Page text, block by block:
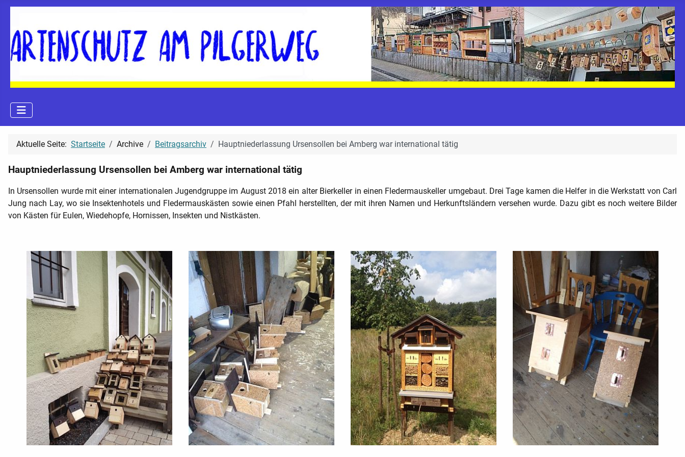
Aktuelle Seite: Startseite Archive Beitragsarchiv Hauptniederlassung Ursensollen bei Amberg war international tätig
Hauptniederlassung Ursensollen bei Amberg war international tätig
In Ursensollen wurde mit einer internationalen Jugendgruppe im August 2018 ein alter Bierkeller in einen Fledermauskeller umgebaut. Drei Tage kamen die Helfer in die Werkstatt von Carl
Jung nach Lay, wo sie Insektenhotels und Fledermauskästen sowie einen Pfahl herstellten, der mit ihren Namen und Herkunftsländern versehen wurde. Dazu gibt es noch weitere Bilder
von Kästen für Eulen, Wiedehopfe, Hornissen, Insekten und Nistkästen.